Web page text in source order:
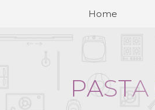
Home
PASTA